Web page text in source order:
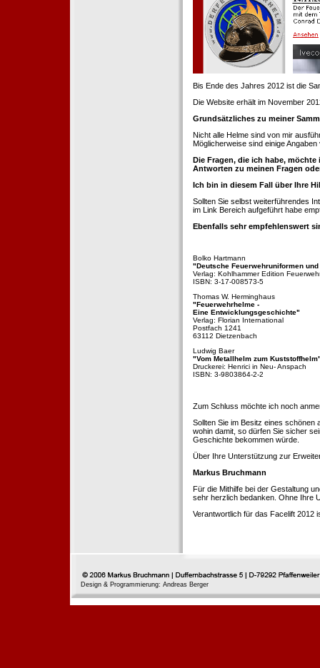
Bis Ende des Jahres 2012 ist die
Die Website erhält im November
Grundsätzliches zu meiner
Nicht alle Helme sind von mir
Möglicherweise sind einige
Die Fragen, die ich habe,
Antworten zu meinen Fragen
Ich bin in diesem Fall über Ihre
Sollten Sie selbst weiterführendes
im Link Bereich aufgeführt habe
Ebenfalls sehr empfehlenswert
Bolko Hartmann
"Deutsche Feuerwehruniformen
Verlag: Kohlhammer Edition
ISBN: 3-17-008573-5
Thomas W. Herminghaus
"Feuerwehrhelme -
Eine Entwicklungsgeschichte"
Verlag: Florian International
Postfach 1241
63112 Dietzenbach
Ludwig Baer
"Vom Metallhelm zum
Druckerei: Henrici in Neu- Anspach
ISBN: 3-9803864-2-2
Zum Schluss möchte ich noch
Sollten Sie im Besitz eines schönen
wohin damit, so dürfen Sie sicher
Geschichte bekommen würde.
Über Ihre Unterstützung zur
Markus Bruchmann
Für die Mithilfe bei der Gestaltung
sehr herzlich bedanken. Ohne Ihre
Verantwortlich für das Facelift 2012
Design & Programmierung: Andreas Berger